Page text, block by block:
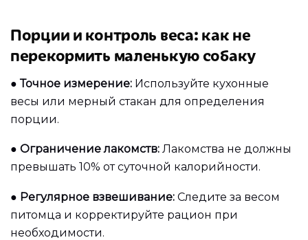
Порции и контроль веса: как не
перекормить маленькую собаку
●Точное измерение: Используйте кухонные
весы или мерный стакан для определения
порции.
● Ограничение лакомств: Лакомства не должны
превышать 10% от суточной калорийности.
● Регулярное взвешивание: Следите за весом
питомца и корректируйте рацион при
необходимости.